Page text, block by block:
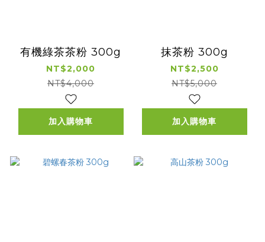
有機綠茶茶粉 300g
NT$2,000
NT$4,000
加入購物車
抹茶粉 300g
NT$2,500
NT$5,000
加入購物車